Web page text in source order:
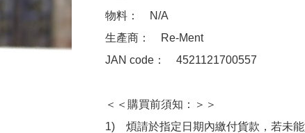
物料：　N/A
生產商：　Re-Ment
JAN code：　4521121700557
＜＜購買前須知：＞＞
1)　煩請於指定日期內繳付貨款，若未